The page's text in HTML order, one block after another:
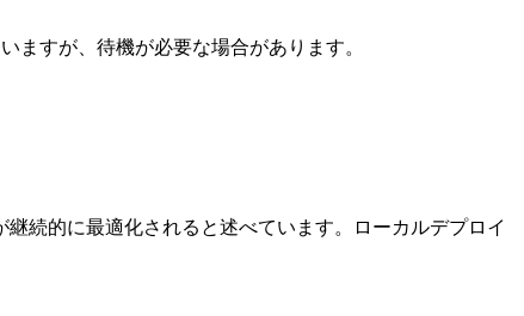
ますが、待機が必要な場合があります。
継続的に最適化されると述べています。ローカルデプロイ